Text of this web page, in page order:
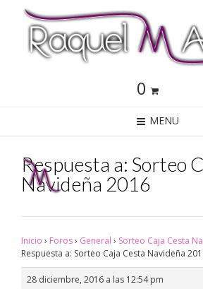
0
MENU
Respuesta a: Sorteo
Navideña 2016
Inicio › Foros› General › Sorteo Caja Cesta
Respuesta a: Sorteo Caja Cesta Navideña
28 diciembre, 2016 a las 12:54 pm